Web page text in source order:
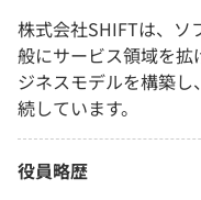
個人向けプラン
法人向けプラン
契約内容・クーポン
株式会社SHIFTは、ソ
般にサービス領域を拡
ジネスモデルを構築
続しています。
役員略歴